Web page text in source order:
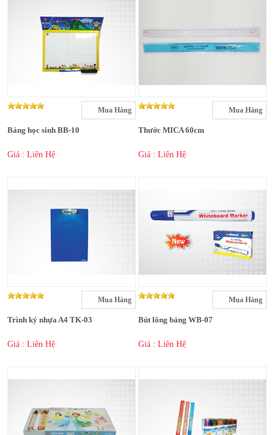
Mua Hàng
Bảng học sinh BB-10
Giá : Liên Hệ
Mua Hàng
Thước MICA 60cm
Giá : Liên Hệ
Mua Hàng
Trình ký nhựa A4 TK-03
Giá : Liên Hệ
Mua Hàng
Bút lông bảng WB-07
Giá : Liên Hệ